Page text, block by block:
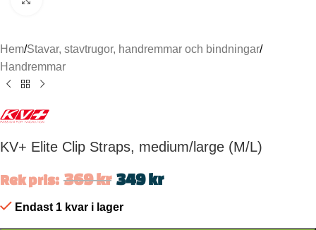
Hem/Stavar, stavtrugor, handremmar och bindningar/
Handremmar
KV+ Elite Clip Straps, medium/large (M/L)
Rek pris: 369kr 349kr
Endast 1 kvar i lager